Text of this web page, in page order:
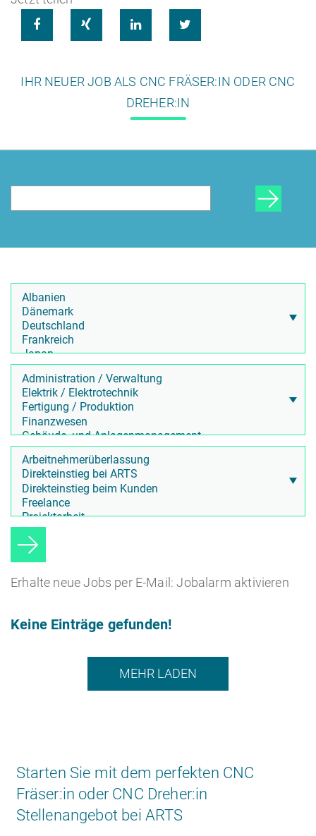
HR Beratung
   
IHR NEUER JOB ALS CNC FRÄSER:IN ODER CNC
DREHER:IN
Erhalte neue Jobs per E-Mail: Jobalarm aktivieren
Keine Einträge gefunden!
MEHR LADEN
Starten Sie mit dem perfekten CNC
Fräser:in oder CNC Dreher:in
Stellenangebot bei ARTS